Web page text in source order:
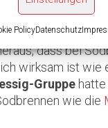
PolicyDatenschutz
oder sie nahm
Apfelessig ein.
dass bei
wirksam ist wie
Gruppe
wie die